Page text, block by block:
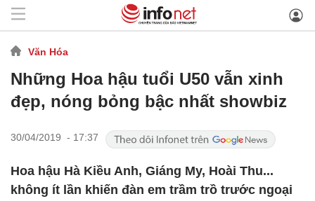
Văn Hóa
Những Hoa hậu tuổi U50 vẫn xinh
đẹp, nóng bỏng bậc nhất showbiz
30/04/2019 - 17:37
Hoa hậu Hà Kiều Anh, Giáng My, Hoài Thu...
không ít lần khiến đàn em trầm trồ trước ngoại